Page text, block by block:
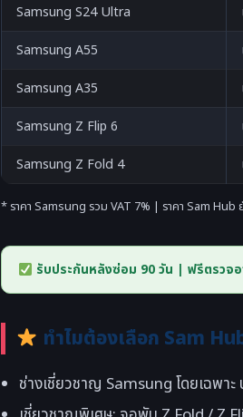
Samsung S24 Ultra
Samsung A55
Samsung A35
Samsung Z Flip 6
Samsung Z Fold 4
* ราคา Samsung รวม VAT 7% | ราคา Sam Hub
รับประกันหลังซ่อม 90 วัน | ฟรีตรวจ
ทำไมต้องเลือก Sam
ช่างเชี่ยวชาญ Samsung โดยเฉพา